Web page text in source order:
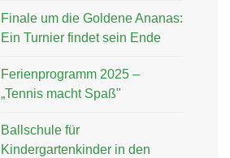
Finale um die Goldene Ananas:
Ein Turnier findet sein Ende
Ferienprogramm 2025 –
„Tennis macht Spaß"
Ballschule für
Kindergartenkinder in den